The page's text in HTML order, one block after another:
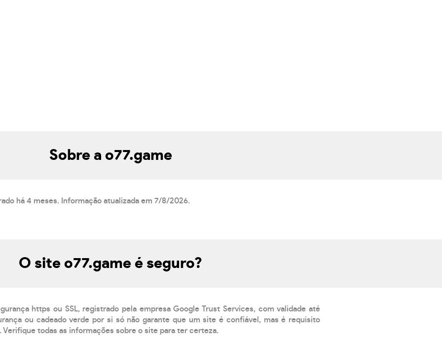
Sobre a o77.game
há 4 meses. Informação atualizada em 7/8/2026.
O site o77.game é seguro?
https ou SSL, registrado pela empresa Google Trust Services, com validade até
ou cadeado verde por si só não garante que um site é confiável, mas é requisito
Verifique todas as informações sobre o site para ter certeza.